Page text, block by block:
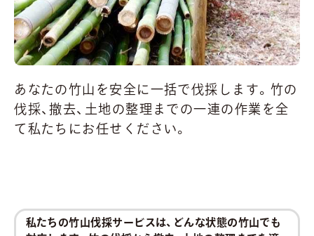
あなたの竹山を安全に一括で伐採します。竹の
伐採、撤去、土地の整理までの一連の作業を全
て私たちにお任せください。
私たちの竹山伐採サービスは、どんな状態の竹山でも